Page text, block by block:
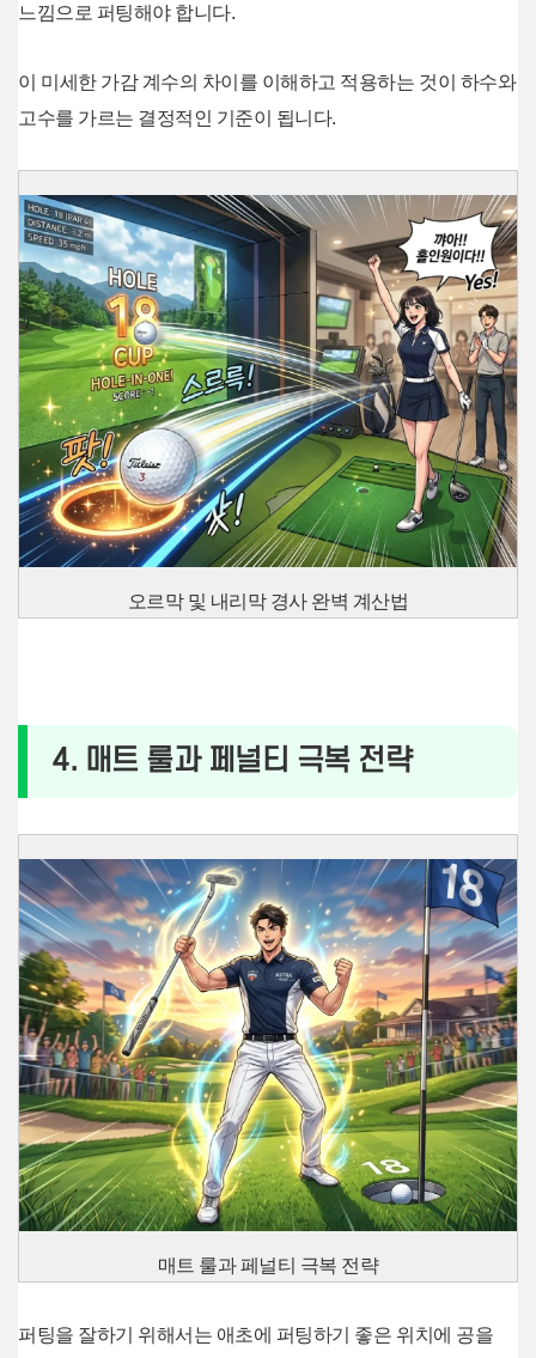
느낌으로 퍼팅해야 합니다.
이 미세한 가감 계수의 차이를 이해하고 적용하는 것이 하수와
고수를 가르는 결정적인 기준이 됩니다.
오르막 및 내리막 경사 완벽 계산법
4. 매트 룰과 페널티 극복 전략
매트 룰과 페널티 극복 전략
퍼팅을 잘하기 위해서는 애초에 퍼팅하기 좋은 위치에 공을